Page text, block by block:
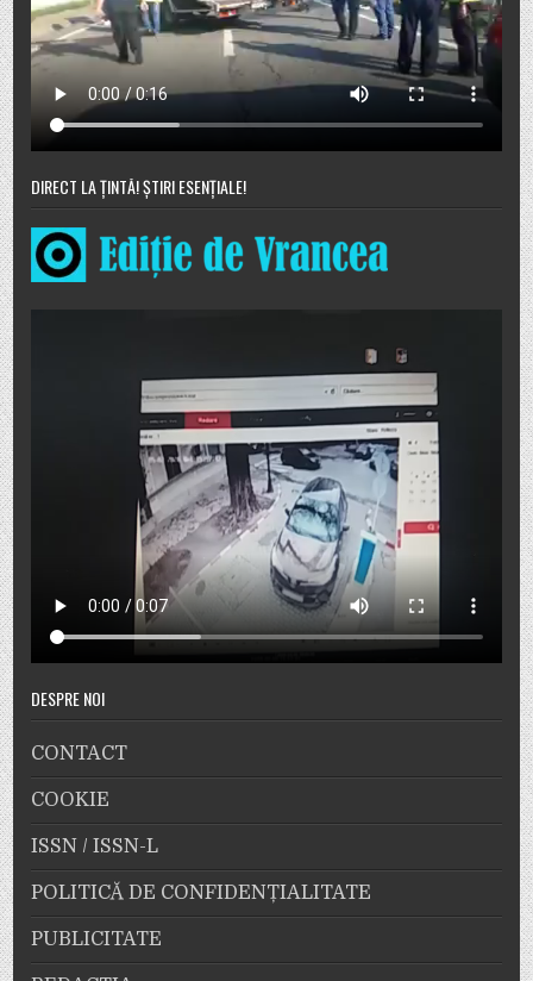
DIRECT LA ȚINTĂ! ȘTIRI ESENȚIALE!
DESPRE NOI
CONTACT
COOKIE
ISSN / ISSN-L
POLITICĂ DE CONFIDENȚIALITATE
PUBLICITATE